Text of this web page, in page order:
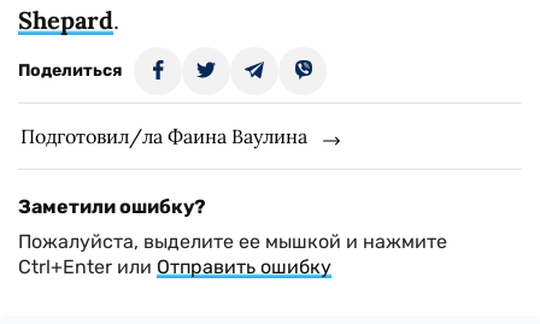
Shepard.
Поделиться
Подготовил/ла Фаина Ваулина
Заметили ошибку?
Пожалуйста, выделите ее мышкой и нажмите
Ctrl+Enter или Отправить ошибку